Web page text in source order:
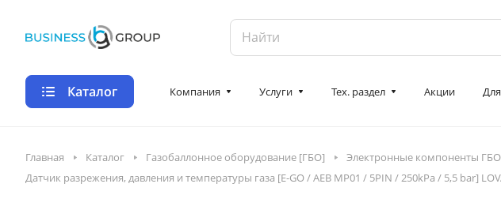
Каталог Компания Услуги Тех. раздел Акции
Главная Каталог Газобаллонное оборудование [ГБО] Электронные компоненты ГБО
Датчик разрежения, давления и температуры газа [E-GO / AEB MP01 / 5PIN / 250kPa / 5,5 bar]